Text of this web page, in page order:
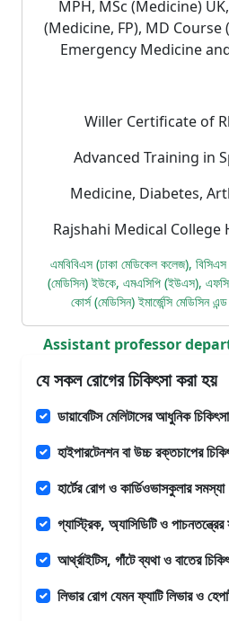
MPH, MSc (Medicine) UK,
(Medicine, FP), MD
Emergency Medicine
Willer Certificate of
Advanced Training in
Medicine, Diabetes,
Rajshahi Medical College
এমবিবিএস (ঢাকা মেডিকেল কলেজ),
(মেডিসিন) ইউকে, এমএসিপি (ইউএস),
কোর্স (মেডিসিন) ইমার্জেন্সি মেডিসিন
Assistant professor
যে সকল রোগের চিকিৎসা করা হয়
ডায়াবেটিস মেলিটাসের আধুনিক
হাইপারটেনশন বা উচ্চ রক্তচাপের
হার্টের রোগ ও কার্ডিওভাসকুলার সমস্যা
গ্যাস্ট্রিক, অ্যাসিডিটি ও
আর্থ্রাইটিস, গাঁটে ব্যথা ও বাতের
লিভার রোগ যেমন ফ্যাটি লিভার ও